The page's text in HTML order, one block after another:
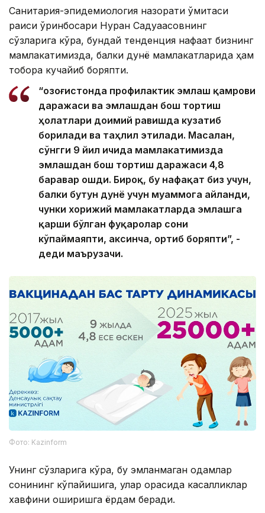
Санитария-эпидемиология назорати қўмитаси
раиси ўринбосари Нурқан Садуақасовнинг
сўзларига кўра, бундай тенденция нафақат бизнинг
мамлакатимизда, балки дунё мамлакатларида ҳам
тобора кучайиб боряпти.
“Қозоғистонда профилактик эмлаш қамрови
даражаси ва эмлашдан бош тортиш
ҳолатлари доимий равишда кузатиб
борилади ва таҳлил этилади. Масалан,
сўнгги 9 йил ичида мамлакатимизда
эмлашдан бош тортиш даражаси 4,8
баравар ошди. Бироқ, бу нафақат биз учун,
балки бутун дунё учун муаммога айланди,
чунки хорижий мамлакатларда эмлашга
қарши бўлган фуқаролар сони
кўпаймаяпти, аксинча, ортиб боряпти”, -
деди маърузачи.
Фото: Kazinform
Унинг сўзларига кўра, бу эмланмаган одамлар
сонининг кўпайишига, улар орасида касалликлар
хавфини оширишга ёрдам беради.